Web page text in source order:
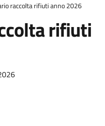
raccolta rifiuti anno 2026
rifiuti